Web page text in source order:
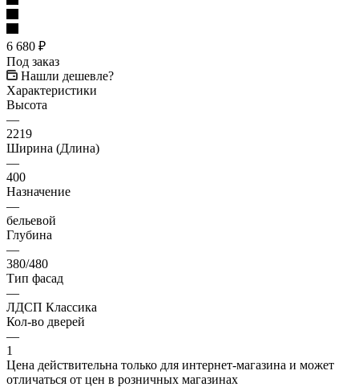
6 680 ₽
Под заказ
Нашли дешевле?
Характеристики
Высота
—
2219
Ширина (Длина)
—
400
Назначение
—
бельевой
Глубина
—
380/480
Тип фасад
—
ЛДСП Классика
Кол-во дверей
—
1
Цена действительна только для интернет-магазина и может
отличаться от цен в розничных магазинах